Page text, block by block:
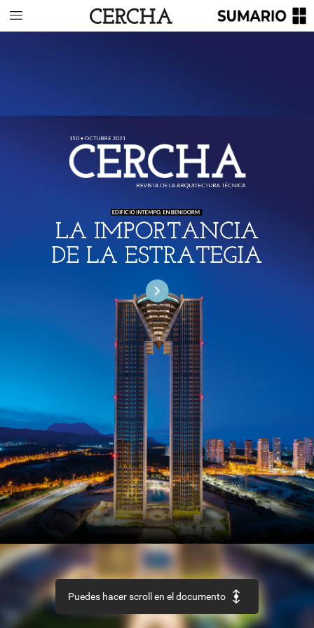
EDIFICIOINTEMPO, EN BENIDORM
LA IMPORTANCIA
DE LA ESTRATEGIA
REHABILITACIÓN
Edificio ‘LaLoza’, en Las
GranCanaria
URBANISMO
Recuperaciónde laaldea
deRuesta,en Zaragoza
REVISTA DE LA ARQUITECTURA TÉCNICA
150 • OCTUBRE 2021
Puedes hacer scroll en el documento